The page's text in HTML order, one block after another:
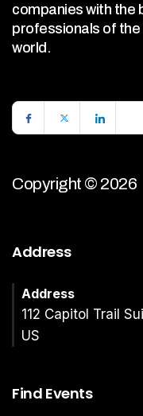
companies with the
professionals of
world.
Copyright © 2026
Address
Address
112 Capitol Trail
US
Find Events